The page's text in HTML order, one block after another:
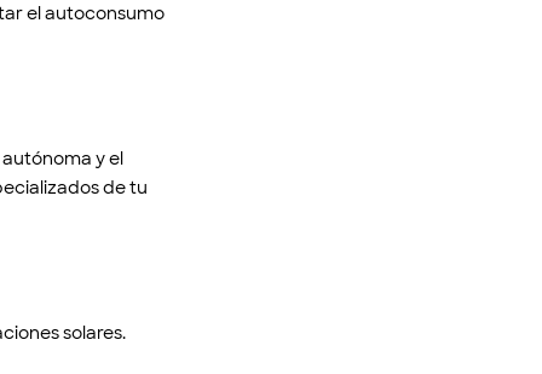
el autoconsumo
y el
de tu
solares.